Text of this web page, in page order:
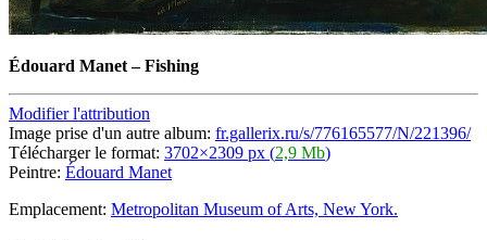
Édouard Manet–Fishing
Modifier l'attribution
Image prise d'un autre album: fr.gallerix.ru/s/776165577/N/221396/
Télécharger le format: 3702×2309 px (2,9 Mb)
Peintre: Édouard Manet
Emplacement: Metropolitan Museum of Arts, New York.